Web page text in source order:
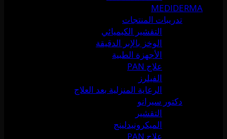
MEDIDERMA
تدريبات المنتجات
التقشير الكيميائي
الوخز بالإبر الدقيقة
الأجهزة الطبية
علاج PAN
الفيلرز
الرعاية المنزلية بعد العلاج
دكتور سيرانو
التقشير
الميكرونيدلينج
علاج PAN